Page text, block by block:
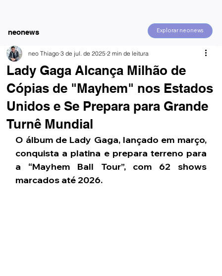
Explorar neonews
neonews
Lady Gaga Alcança Milhão de
Cópias de "Mayhem" nos Estados
Unidos e Se Prepara para Grande
Turnê Mundial
neo Thiago 3 de jul. de 2025 2 min de leitura
O álbum de Lady Gaga, lançado em março,
conquista a platina e prepara terreno para
a “Mayhem Ball Tour”, com 62 shows
marcados até 2026.